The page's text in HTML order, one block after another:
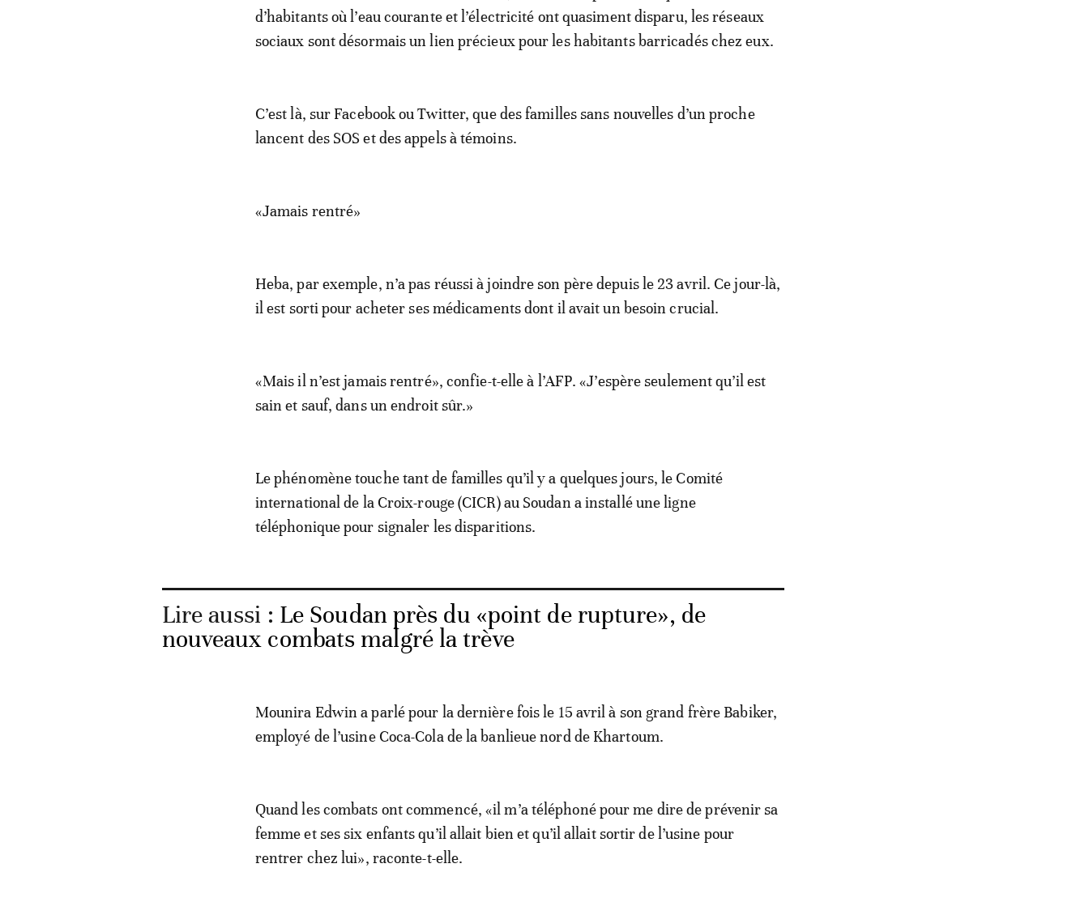
d’habitants où l’eau courante et l’électricité ont quasiment disparu, les réseaux
sociaux sont désormais un lien précieux pour les habitants barricadés chez eux.
C’est là, sur Facebook ou Twitter, que des familles sans nouvelles d’un proche
lancent des SOS et des appels à témoins.
«Jamais rentré»
Heba, par exemple, n’a pas réussi à joindre son père depuis le 23 avril. Ce jour-là,
il est sorti pour acheter ses médicaments dont il avait un besoin crucial.
«Mais il n’est jamais rentré», confie-t-elle à l’AFP. «J’espère seulement qu’il est
sain et sauf, dans un endroit sûr.»
Le phénomène touche tant de familles qu’il y a quelques jours, le Comité
international de la Croix-rouge (CICR) au Soudan a installé une ligne
téléphonique pour signaler les disparitions.
Lire aussi : Le Soudan près du «point de rupture», de
nouveaux combats malgré la trève
Mounira Edwin a parlé pour la dernière fois le 15 avril à son grand frère Babiker,
employé de l’usine Coca-Cola de la banlieue nord de Khartoum.
Quand les combats ont commencé, «il m’a téléphoné pour me dire de prévenir sa
femme et ses six enfants qu’il allait bien et qu’il allait sortir de l’usine pour
rentrer chez lui», raconte-t-elle.